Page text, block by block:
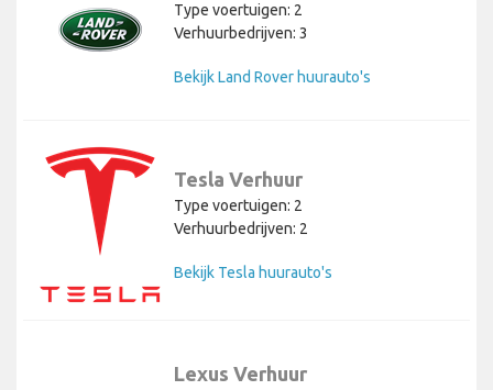
Type voertuigen: 2
Verhuurbedrijven: 3
Bekijk Land Rover huurauto's
Tesla Verhuur
Type voertuigen: 2
Verhuurbedrijven: 2
Bekijk Tesla huurauto's
Lexus Verhuur